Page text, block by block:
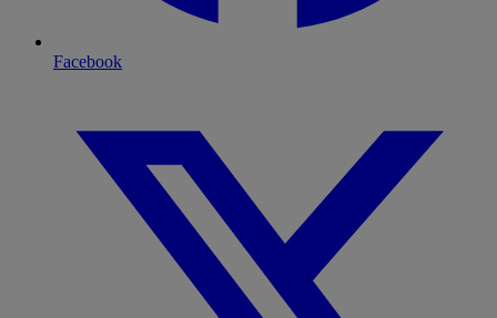
Facebook